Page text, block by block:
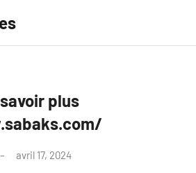
plus
avril 17, 2024